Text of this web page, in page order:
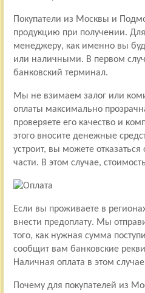
Покупатели из Москвы и
продукцию при получении.
менеджеру, как именно вы
или наличными. В первом
банковский терминал.
Мы не взимаем залог или
оплаты максимально
проверяете его качество и
этого вносите денежные
устроит, вы можете отказаться
части. В этом случае,
Если вы проживаете в
внести предоплату. Мы
того, как нужная сумма
сообщит вам банковские
Наличная оплата в этом
Почему для покупателей из